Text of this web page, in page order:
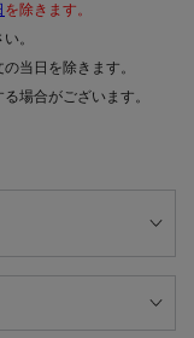
を除きます。
。
当日を除きます。
場合がございます。